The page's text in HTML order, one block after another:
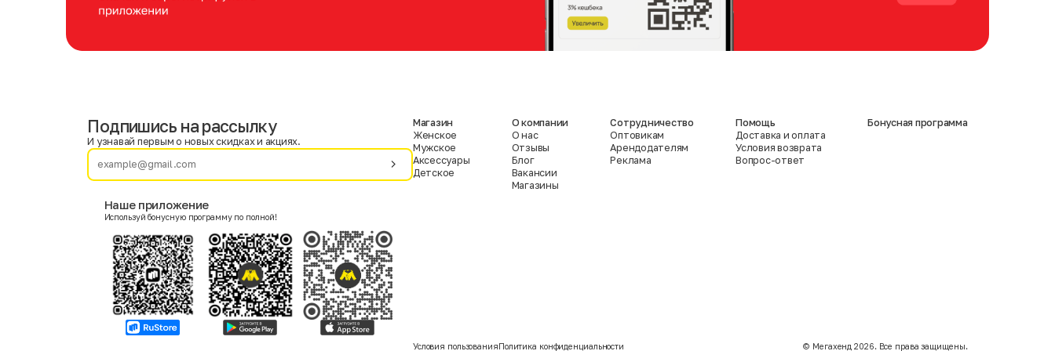
Фамилия
Женский
Согласие на получение чеков по электронной почте
Подпишись на рассылку
И узнавай первым о новых скидках и акциях.
Наше приложение
Используй бонусную программу по полной!
Магазин
Женское
Мужское
Аксессуары
Детское
О компании
О нас
Отзывы
Блог
Вакансии
Магазины
Сотрудничество
Оптовикам
Арендодателям
Реклама
Помощь
Доставка и оплата
Условия возврата
Вопрос-ответ
Бонусная программа
Условия пользованияПолитика конфиденциальности ©️ Мегахенд 2026. Все права защищены.